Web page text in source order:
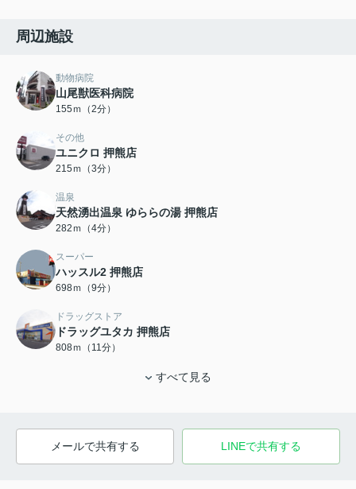
周辺施設
動物病院
山尾獣医科病院
155ｍ（2分）
その他
ユニクロ 押熊店
215ｍ（3分）
温泉
天然湧出温泉 ゆららの湯 押熊店
282ｍ（4分）
スーパー
ハッスル2 押熊店
698ｍ（9分）
ドラッグストア
ドラッグユタカ 押熊店
808ｍ（11分）
すべて見る
メールで共有する LINEで共有する